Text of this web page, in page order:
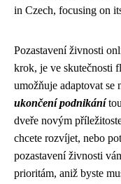
in Czech, focusing on
Pozastavení živnosti
krok, je ve skutečnosti
umožňuje adaptovat se
ukončení podnikání
dveře novým
chcete rozvíjet, nebo
pozastavení živnosti
prioritám, aniž byste